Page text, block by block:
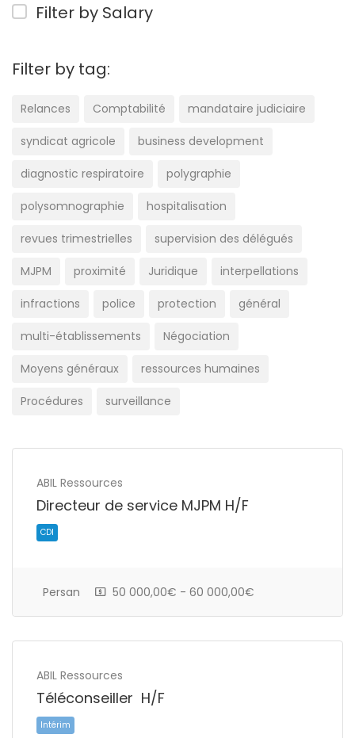
Filter by Salary
Filter by tag:
Relances Comptabilité mandataire judiciaire
syndicat agricole business development
diagnostic respiratoire polygraphie
polysomnographie hospitalisation
revues trimestrielles supervision des délégués
MJPM proximité Juridique interpellations
infractions police protection général
multi-établissements Négociation
Moyens généraux ressources humaines
Procédures surveillance
ABIL Ressources
Directeur de service MJPM H/F
CDI
Persan 50 000,00€ - 60 000,00€
ABIL Ressources
Téléconseiller H/F